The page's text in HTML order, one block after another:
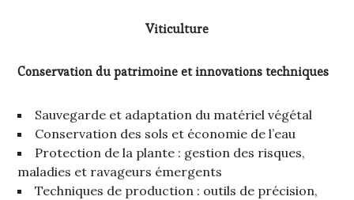
Viticulture
Conservation du patrimoine et innovations techniques
Sauvegarde et adaptation du matériel végétal
Conservation des sols et économie de l’eau
Protection de la plante : gestion des risques,
maladies et ravageurs émergents
Techniques de production : outils de précision,